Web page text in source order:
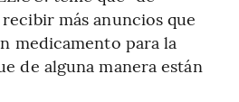
más anuncios que
medicamento para la
de alguna manera están